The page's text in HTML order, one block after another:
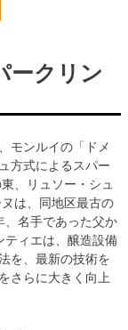
ークリン
モンルイの「ドメ
方式によるスパー
、リュソー・シュ
は、同地区最古の
、名手であった父か
ティエは、醸造設備
を、最新の技術を
さらに大きく向上